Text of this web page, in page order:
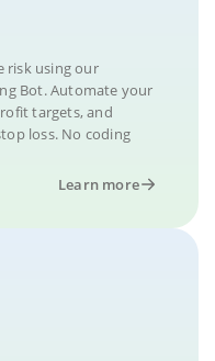
risk using our
Bot. Automate your
targets, and
loss. No coding
Learn more